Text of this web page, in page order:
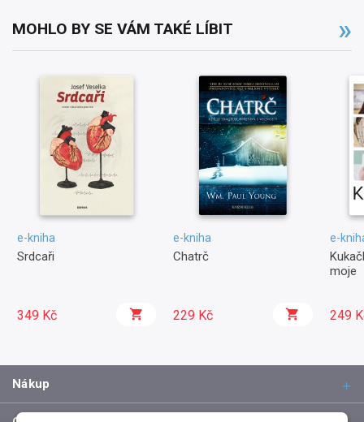
MOHLO BY SE VÁM TAKÉ LÍBIT
e-kniha
Srdcaři
349 Kč
e-kniha
Chatrč
229 Kč
e-
moje
249
Nákup